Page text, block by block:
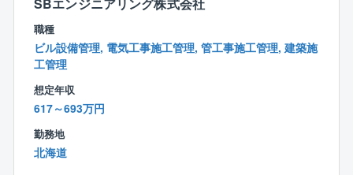
▼部門概要
親会社のソフトバンク社やグループ会社様の新規オフ
ィス事務所構築や移転に伴い発生する工事の施工管理
業務を担当しております。ソフトバンク社及びグルー
プ会社様の総務・部門担当者と連携しながら様々な依
フィス構築に伴う軽作業～施工までを引き受けており
ます。
ケーブル接続作業： 指示書に基づき、通信ケーブルを
接続する作業です。ケーブルの種類や接続ポートのル
ールを覚えて対応します。1日2件程度です。
▼働き方
勤務時間： 9:00～17:45（実働7時間45分）
フレックス制度あり： 家庭の事情などで事前に申請
し、業務調整が可能であれば利用できます。
をまとめたご経験
・顧客（ユーザー）との折衝やサポートのご経験
職種
ビル設備管理, 電気工事施工管理, 管工事施工管理, 建築施
工管理
想定年収
617～693万円
勤務地
北海道